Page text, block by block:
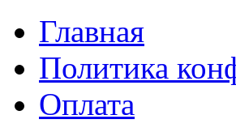
Главная
Политика
Оплата